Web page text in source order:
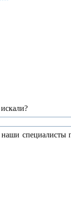
специалисты